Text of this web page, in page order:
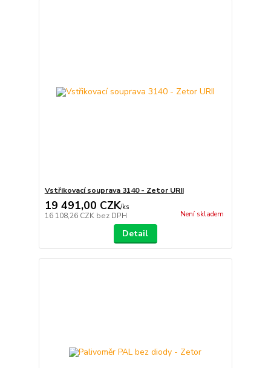
Vstřikovací souprava 3140 - Zetor URII
19 491,00 CZK/ks
16 108,26 CZK bez DPH Není skladem
Detail